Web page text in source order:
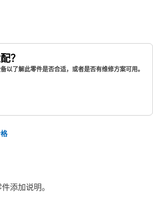
？
以了解此零件是否合适，或者是否有维修方案可用。
添加说明。